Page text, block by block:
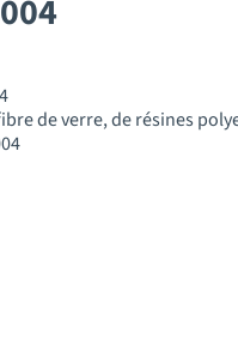
de verre, de résines